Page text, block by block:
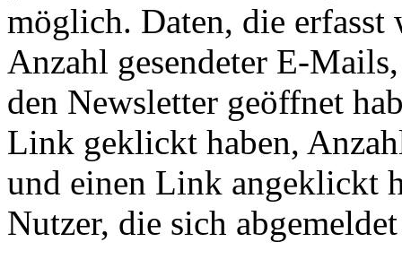
möglich. Daten, die
Anzahl gesendeter E-
den Newsletter geöffnet
Link geklickt haben,
und einen Link angeklickt
Nutzer, die sich